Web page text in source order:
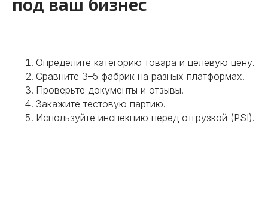
Определите категорию товара и целевую цену.
Сравните 3–5 фабрик на разных платформах.
Проверьте документы и отзывы.
Закажите тестовую партию.
Используйте инспекцию перед отгрузкой (PSI).
Улучшаем условия сделки.
Оформляем юридическое
сопровождения сделок.
Заключаем контракты от лица
китайской компании.
Контролируем условия оплаты.
03